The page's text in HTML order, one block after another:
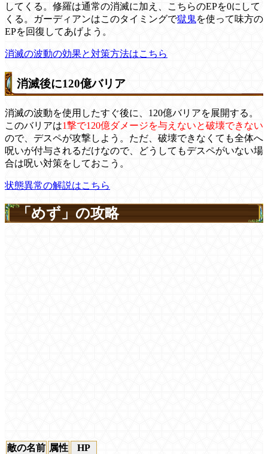
してくる。修羅は通常の消滅に加え、こちらのEPを0にして
くる。ガーディアンはこのタイミングで獄鬼を使って味方の
EPを回復してあげよう。
消滅の波動の効果と対策方法はこちら
消滅後に120億バリア
消滅の波動を使用したすぐ後に、120億バリアを展開する。
このバリアは1撃で120億ダメージを与えないと破壊できない
ので、デスペが攻撃しよう。ただ、破壊できなくても全体へ
呪いが付与されるだけなので、どうしてもデスペがいない場
合は呪い対策をしておこう。
状態異常の解説はこちら
「めず」の攻略
敵の名前 属性
HP